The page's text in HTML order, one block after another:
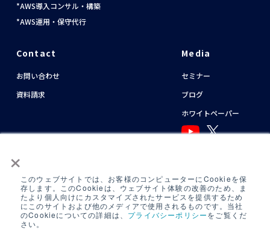
×
このウェブサイトでは、お客様のコンピューターにCookieを保
存します。このCookieは、ウェブサイト体験の改善のため、ま
たより個人向けにカスタマイズされたサービスを提供するため
にこのサイトおよび他のメディアで使用されるものです。当社
のCookieについての詳細は、 プライバシーポリシーをご覧くだ
さい。
ホワイトペーパー
AWS導入コンサル・構築
AWS運用・保守代行
Contact
お問い合わせ
資料請求
Media
セミナー
ブログ
ホワイトペーパー
運用アシスタント利用規約(AWS /Azure)
日中運用支援定型約款